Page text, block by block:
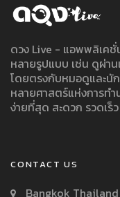
ดวง Live - แอพพลิเค
หลายรูปแบบ เช่น ดูผ่า
โดยตรงกับหมอดูและนั
หลายศาสตร์แห่งการท
ง่ายที่สุด สะดวก รวดเร็
CONTACT US
Bangkok Thailand